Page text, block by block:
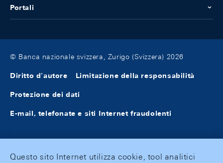
Portali
© Banca nazionale svizzera, Zurigo (Svizzera) 2026
Diritto d'autore Limitazione della responsabilità
Protezione dei dati
E-mail, telefonate e siti Internet fraudolenti
Questo sito Internet utilizza cookie, tool analitici